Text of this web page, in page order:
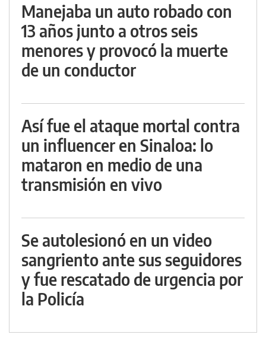
Manejaba un auto robado con
13 años junto a otros seis
menores y provocó la muerte
de un conductor
Así fue el ataque mortal contra
un influencer en Sinaloa: lo
mataron en medio de una
transmisión en vivo
Se autolesionó en un video
sangriento ante sus seguidores
y fue rescatado de urgencia por
la Policía